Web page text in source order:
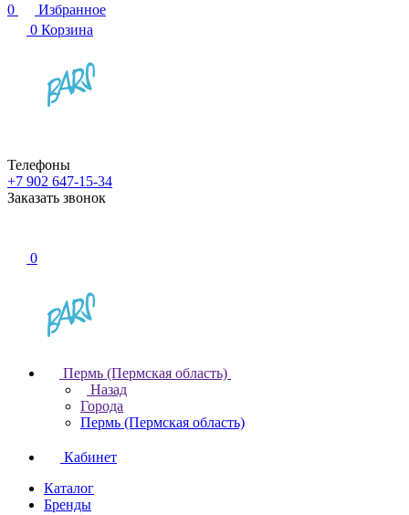
0
Избранное
0 Корзина
Телефоны
+7 902 647-15-34
Заказать звонок
0
Пермь (Пермская область)
Назад
Города
Пермь (Пермская область)
Кабинет
Каталог
Бренды